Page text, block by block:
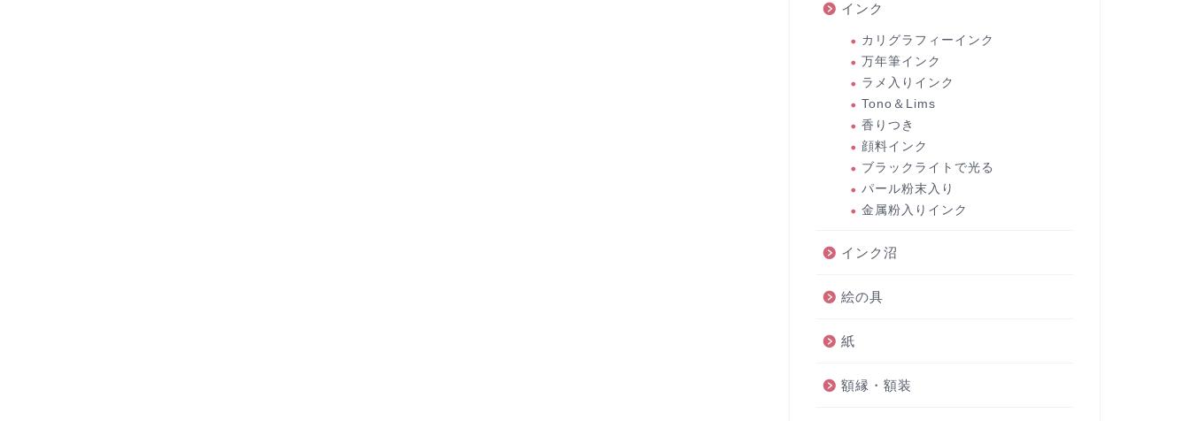
インク
カリグラフィーインク
万年筆インク
ラメ入りインク
Tono＆Lims
香りつき
顔料インク
ブラックライトで光る
パール粉末入り
金属粉入りインク
インク沼
絵の具
紙
額縁・額装